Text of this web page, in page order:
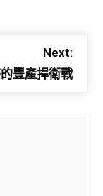
Next:
豐產捍衛戰